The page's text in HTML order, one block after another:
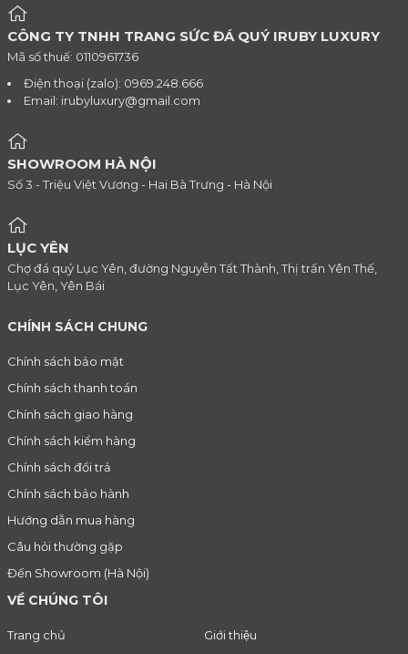
CÔNG TY TNHH TRANG SỨC ĐÁ QUÝ IRUBY LUXURY
Mã số thuế: 0110961736
Điện thoại (zalo): 0969.248.666
Email: irubyluxury@gmail.com
SHOWROOM HÀ NỘI
Số 3 - Triệu Việt Vương - Hai Bà Trưng - Hà Nội
LỤC YÊN
Chợ đá quý Lục Yên, đường Nguyễn Tất Thành, Thị trấn Yên Thế,
Lục Yên, Yên Bái
CHÍNH SÁCH CHUNG
Chính sách bảo mật
Chính sách thanh toán
Chính sách giao hàng
Chính sách kiểm hàng
Chính sách đổi trả
Chính sách bảo hành
Hướng dẫn mua hàng
Câu hỏi thường gặp
Đến Showroom (Hà Nội)
VỀ CHÚNG TÔI
Trang chủ
Giới thiệu